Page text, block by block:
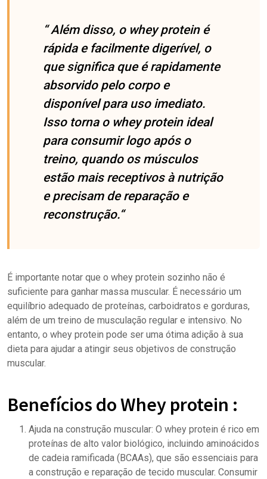
“ Além disso, o whey protein é
rápida e facilmente digerível, o
que significa que é rapidamente
absorvido pelo corpo e
disponível para uso imediato.
Isso torna o whey protein ideal
para consumir logo após o
treino, quando os músculos
estão mais receptivos à nutrição
e precisam de reparação e
reconstrução.“
É importante notar que o whey protein sozinho não é
suficiente para ganhar massa muscular. É necessário um
equilíbrio adequado de proteínas, carboidratos e gorduras,
além de um treino de musculação regular e intensivo. No
entanto, o whey protein pode ser uma ótima adição à sua
dieta para ajudar a atingir seus objetivos de construção
muscular.
Benefícios do Whey protein :
Ajuda na construção muscular: O whey protein é rico em
proteínas de alto valor biológico, incluindo aminoácidos
de cadeia ramificada (BCAAs), que são essenciais para
a construção e reparação de tecido muscular. Consumir